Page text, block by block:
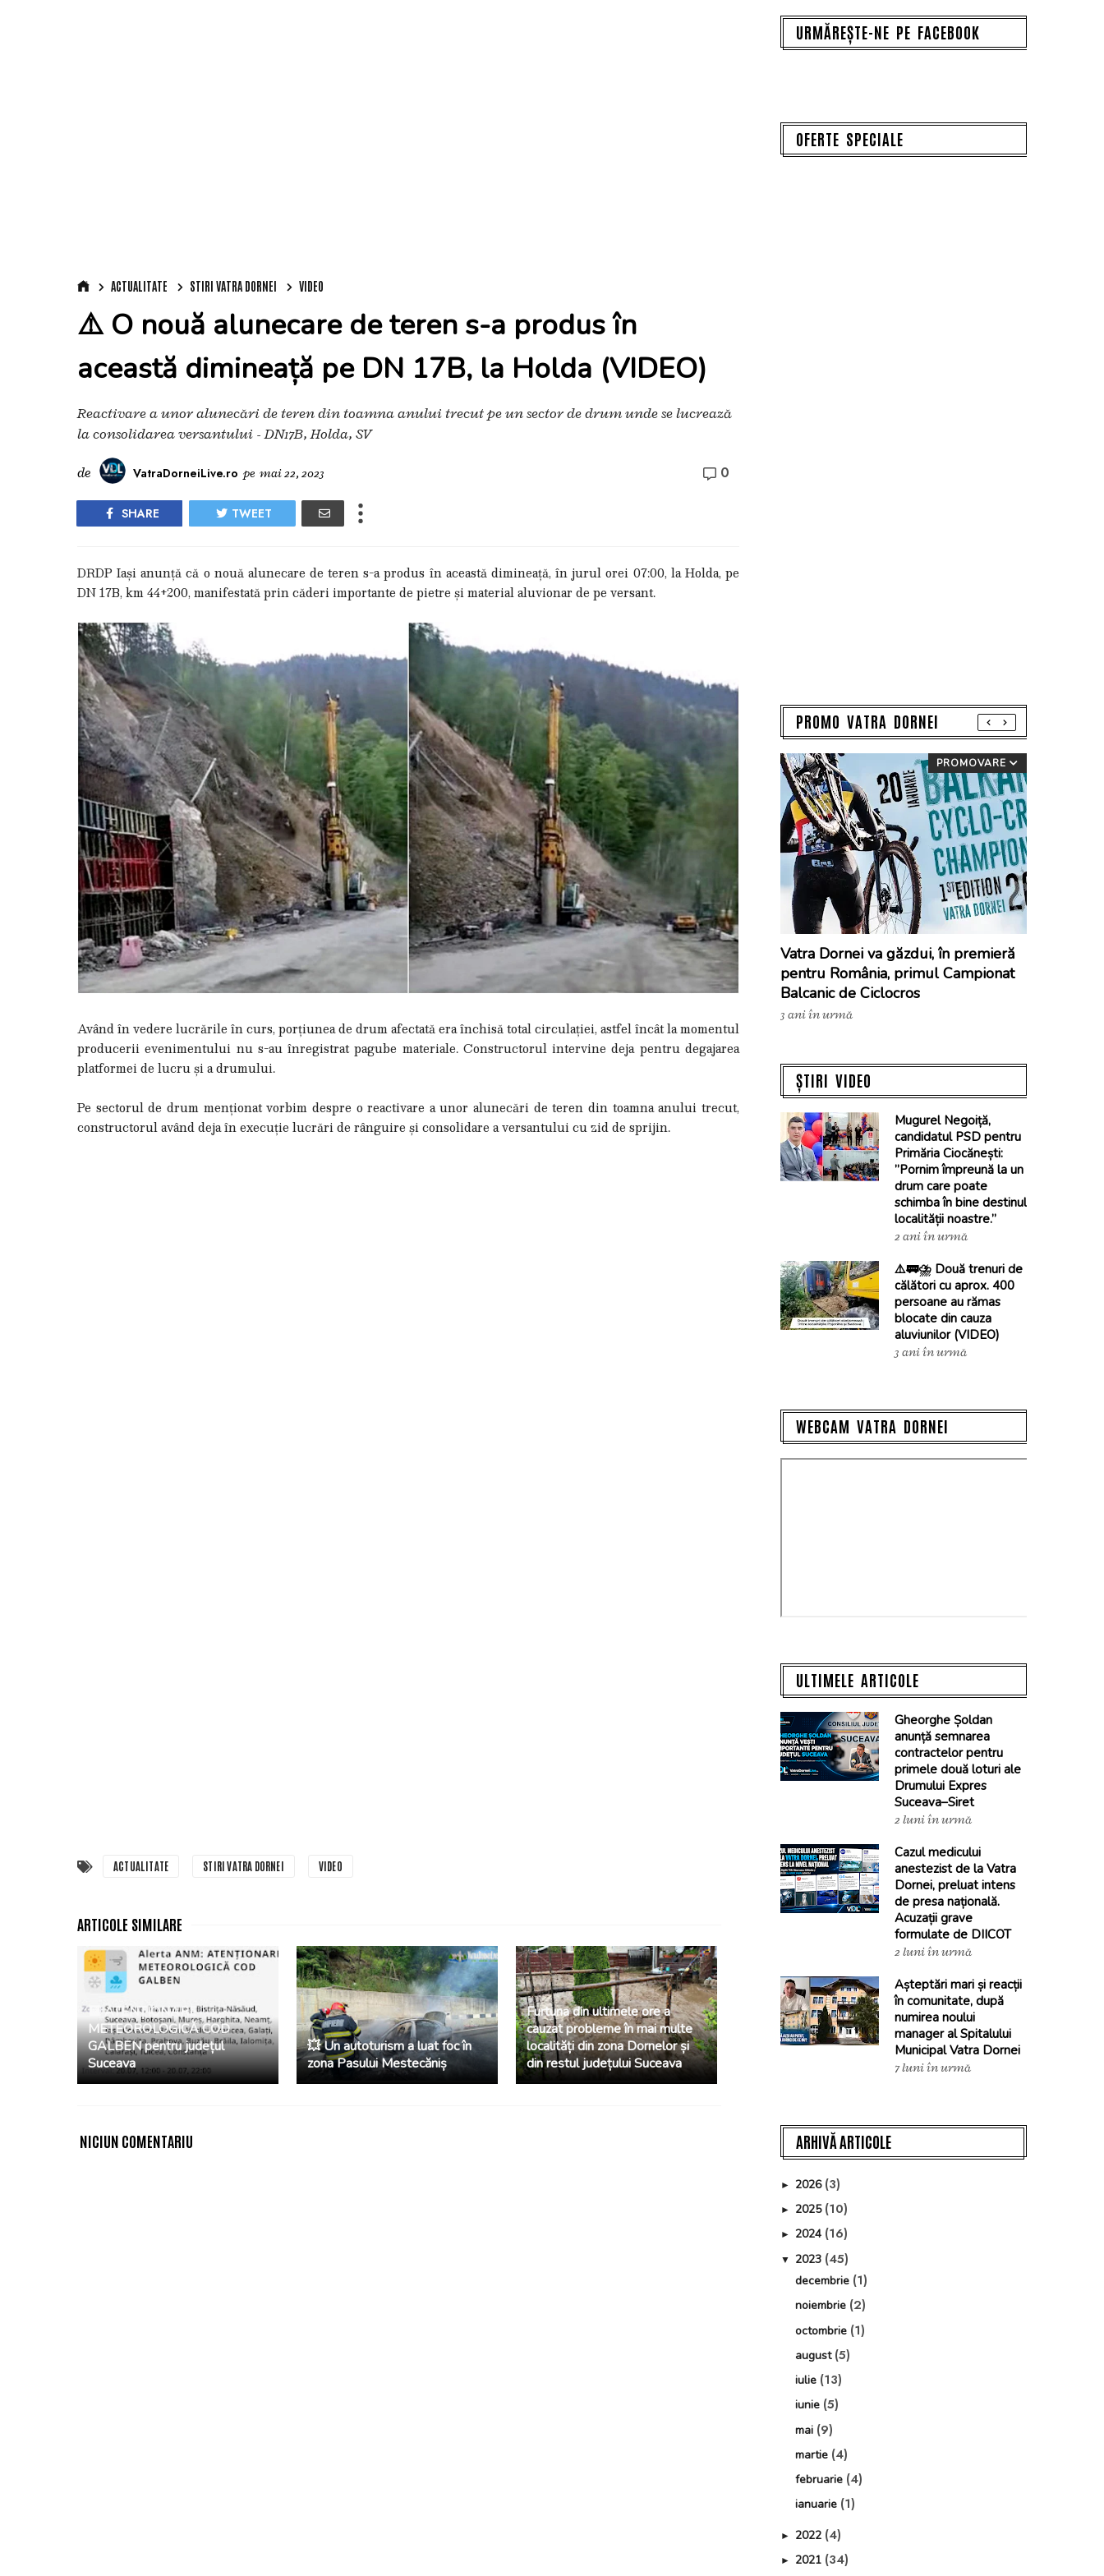
ACTUALITATE STIRI VATRA DORNEI VIDEO
⚠️ O nouă alunecare de teren s-a produs în
această dimineață pe DN 17B, la Holda (VIDEO)
Reactivare a unor alunecări de teren din toamna anului trecut pe un sector de drum unde se lucrează
la consolidarea versantului - DN17B, Holda, SV
de VatraDorneiLive.ro pe mai 22, 2023 0
SHARE TWEET
DRDP Iași anunță că o nouă alunecare de teren s-a produs în această dimineață, în jurul orei 07:00, la Holda, pe
DN 17B, km 44+200, manifestată prin căderi importante de pietre și material aluvionar de pe versant.
Având în vedere lucrările în curs, porțiunea de drum afectată era închisă total circulației, astfel încât la momentul
producerii evenimentului nu s-au înregistrat pagube materiale. Constructorul intervine deja pentru degajarea
platformei de lucru și a drumului.
Pe sectorul de drum menționat vorbim despre o reactivare a unor alunecări de teren din toamna anului trecut,
constructorul având deja în execuție lucrări de rânguire și consolidare a versantului cu zid de sprijin.
ACTUALITATE STIRI VATRA DORNEI VIDEO
🟨 ATENȚIONARE
METEOROLOGICĂ COD
GALBEN pentru județul
Suceava
💥 Un autoturism a luat foc în
zona Pasului Mestecăniș
Furtuna din ultimele ore a
cauzat probleme în mai multe
localități din zona Dornelor și
din restul județului Suceava
NICIUN COMENTARIU
URMĂREȘTE-NE PE FACEBOOK
OFERTE SPECIALE
PROMO VATRA DORNEI
PROMOVARE
Vatra Dornei va găzdui, în premieră
pentru România, primul Campionat
Balcanic de Ciclocros
3 ani în urmă
ȘTIRI VIDEO
Mugurel Negoiță,
candidatul PSD pentru
Primăria Ciocănești:
”Pornim împreună la un
drum care poate
schimba în bine destinul
localității noastre.”
2 ani în urmă
⚠️🚃⛈️ Două trenuri de
călători cu aprox. 400
persoane au rămas
blocate din cauza
aluviunilor (VIDEO)
3 ani în urmă
WEBCAM VATRA DORNEI
ULTIMELE ARTICOLE
Gheorghe Șoldan
anunță semnarea
contractelor pentru
primele două loturi ale
Drumului Expres
Suceava–Siret
2 luni în urmă
Cazul medicului
anestezist de la Vatra
Dornei, preluat intens
de presa națională.
Acuzații grave
formulate de DIICOT
2 luni în urmă
Așteptări mari și reacții
în comunitate, după
numirea noului
manager al Spitalului
Municipal Vatra Dornei
7 luni în urmă
ARHIVĂ ARTICOLE
► 2026 (3)
► 2025 (10)
► 2024 (16)
▼ 2023 (45)
decembrie (1)
noiembrie (2)
octombrie (1)
august (5)
iulie (13)
iunie (5)
mai (9)
martie (4)
februarie (4)
ianuarie (1)
► 2022 (4)
► 2021 (34)